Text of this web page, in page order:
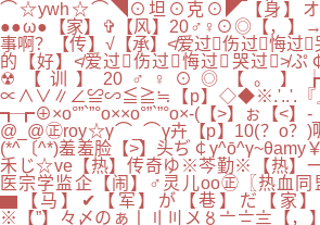
⌒☆ywh☆⌒◥⊙坦⊙克⊙◤【身】オ
●●ω●【家】✞【风】20♂♀⊙◎【，】→
事啊？【传】√【承】≮爱过伤过悔过
的【好】≮爱过伤过悔过哭过≯ぷ
☢【训】20♂♀⊙◎【。】
∝∧∨∥∠≌∽≦≧≒【p】◇◆※.'..'.『
┱┲⊕×o°”`”°o××o°”`”°o×-(【>】ぉ【<
@_@㊣roy☆γ⌒_⌒γ卉【p】10(？o？
(*^〔^*)羞羞脸【>】头ぢ￠γ^ō^γ~θamy
禾じ☆ve【热】传奇ゆ※芩勤※【热】
医宗学监企【闹】♂灵儿oо㊣〖热血同
▆【马】✔【军】が【巷】だ【家
※【”】々〆のぁ〡〢〣〤〥〦〧〨【，